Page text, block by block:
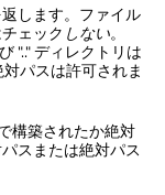
します。ファイル
ェック しない。
".." ディレクトリは
パスは許可されま
構築されたか絶対
スまたは絶対パス